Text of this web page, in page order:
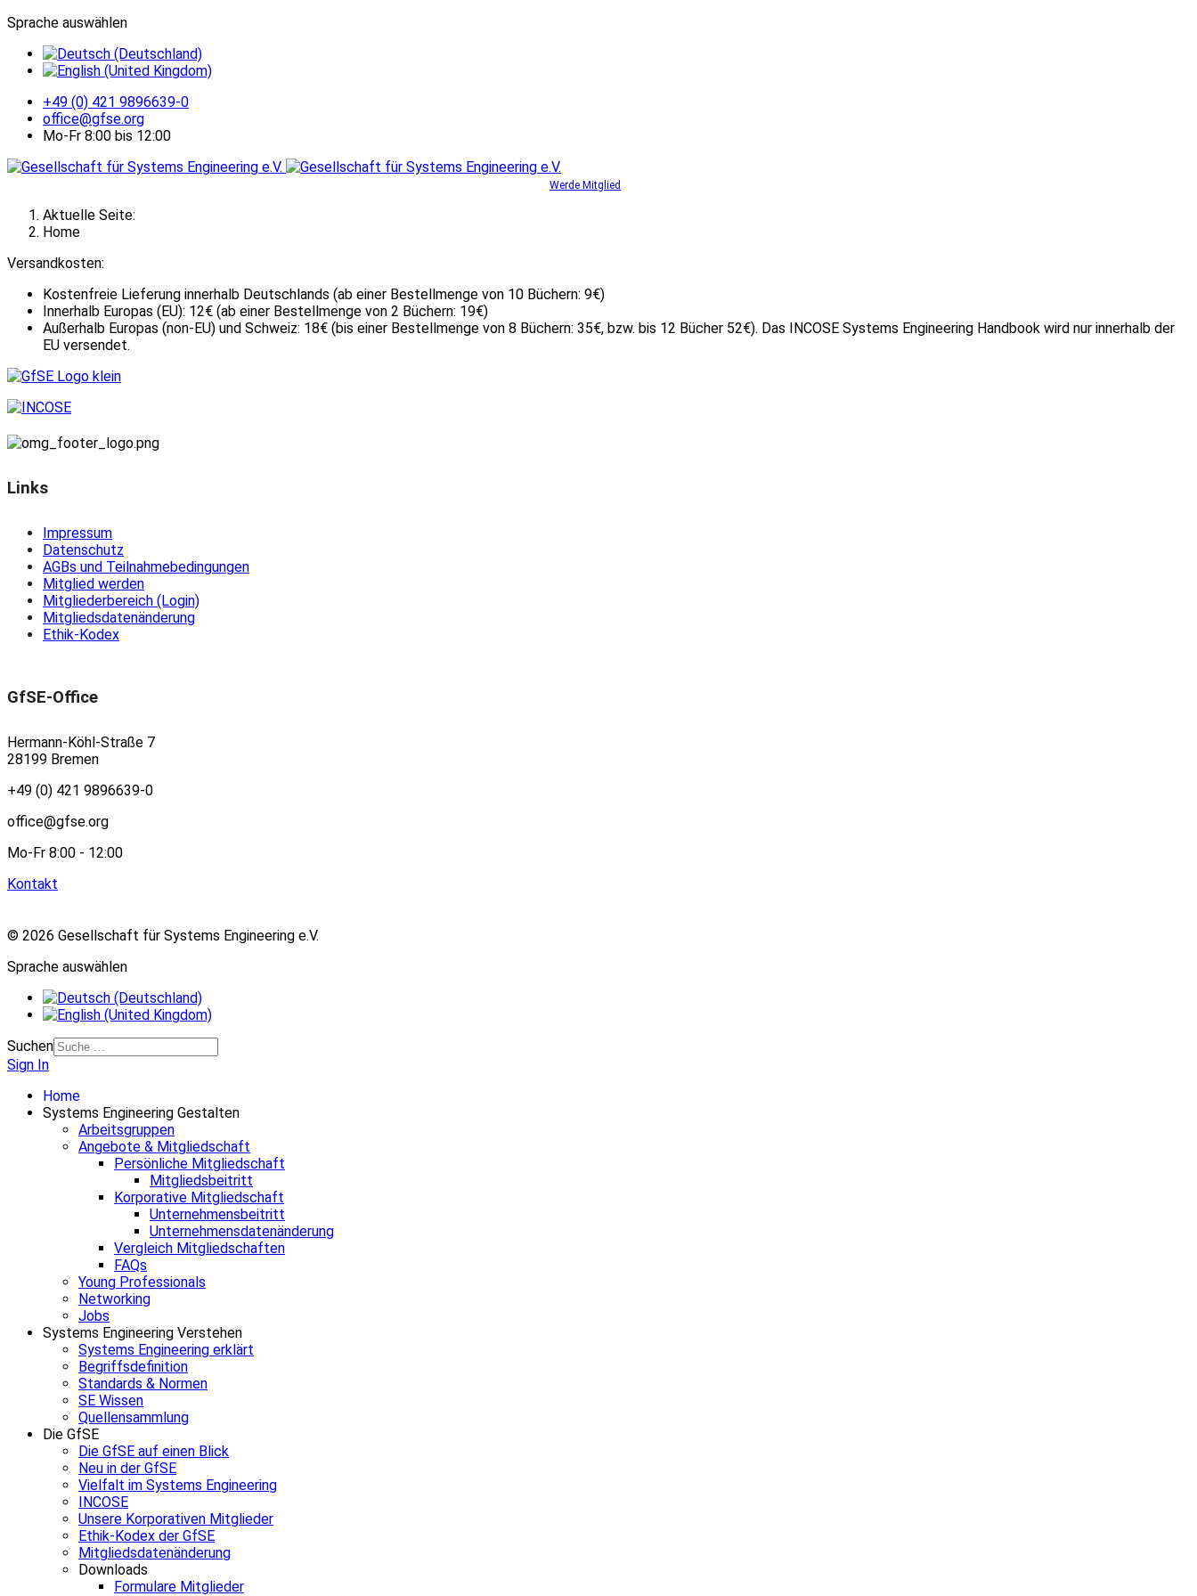
Sprache auswählen
+49 (0) 421 9896639-0
office@gfse.org
Mo-Fr 8:00 bis 12:00
Werde Mitglied
Aktuelle Seite:
Home
Versandkosten:
Kostenfreie Lieferung innerhalb Deutschlands (ab einer Bestellmenge von 10 Büchern: 9€)
Innerhalb Europas (EU): 12€ (ab einer Bestellmenge von 2 Büchern: 19€)
Außerhalb Europas (non-EU) und Schweiz: 18€ (bis einer Bestellmenge von 8 Büchern: 35€, bzw. bis 12 Bücher 52€). Das INCOSE Systems Engineering Handbook wird nur innerhalb der
EU versendet.
Links
Impressum
Datenschutz
AGBs und Teilnahmebedingungen
Mitglied werden
Mitgliederbereich (Login)
Mitgliedsdatenänderung
Ethik-Kodex
GfSE-Office
Hermann-Köhl-Straße 7
28199 Bremen
+49 (0) 421 9896639-0
office@gfse.org
Mo-Fr 8:00 - 12:00
Kontakt
© 2026 Gesellschaft für Systems Engineering e.V.
Sprache auswählen
Suchen
Sign In
Home
Systems Engineering Gestalten
Arbeitsgruppen
Angebote & Mitgliedschaft
Persönliche Mitgliedschaft
Mitgliedsbeitritt
Korporative Mitgliedschaft
Unternehmensbeitritt
Unternehmensdatenänderung
Vergleich Mitgliedschaften
FAQs
Young Professionals
Networking
Jobs
Systems Engineering Verstehen
Systems Engineering erklärt
Begriffsdefinition
Standards & Normen
SE Wissen
Quellensammlung
Die GfSE
Die GfSE auf einen Blick
Neu in der GfSE
Vielfalt im Systems Engineering
INCOSE
Unsere Korporativen Mitglieder
Ethik-Kodex der GfSE
Mitgliedsdatenänderung
Downloads
Formulare Mitglieder